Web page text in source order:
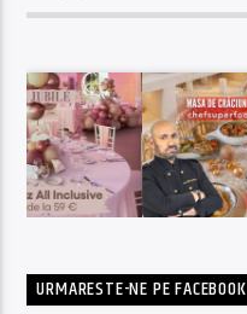
URMARESTE-NE PE FACEBOOK